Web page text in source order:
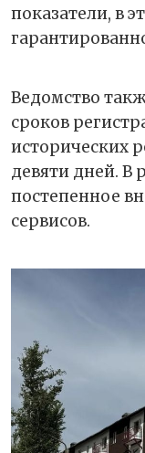
показатели, в
Ведомство
сроков
исторических
девяти дней. В
постепенное
сервисов.